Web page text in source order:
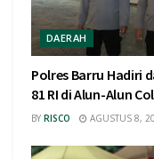
DAERAH
Polres Barru Hadiri
81 RI di Alun-Alun
BY RISCO AGUSTUS 8,